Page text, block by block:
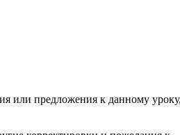
или предложения к данному